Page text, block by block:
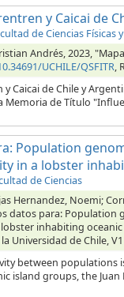
y Caicai de
de Ciencias Físicas
Andrés, 2023,
UCHILE/QSFITR,
Caicai de Chile y
Memoria de Título
Population
in a lobster
de Ciencias
Hernandez, Noemi;
datos para:
inhabiting oceanic
Universidad de Chile, V1
between populations
island groups, the